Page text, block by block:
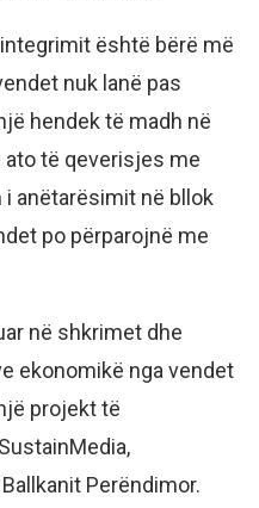
është bërë më
nuk lanë pas
hendek të madh në
të qeverisjes me
i anëtarësimit në bllok
po përparojnë me
në shkrimet dhe
ekonomikë nga vendet
projekt të
Perëndimor.